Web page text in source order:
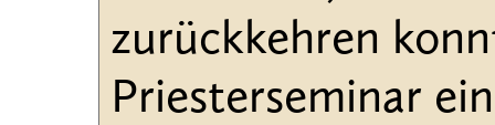
zurückkehren
Priesterseminar